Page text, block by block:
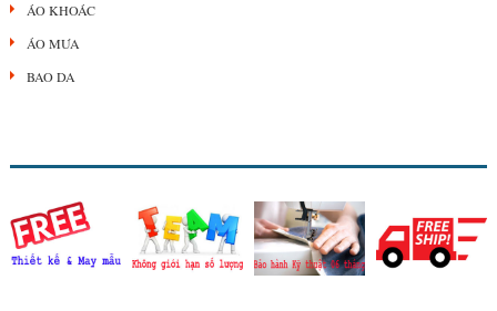
ÁO KHOÁC
ÁO MƯA
BAO DA